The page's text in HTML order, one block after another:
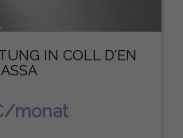
IN COLL D'EN
monat